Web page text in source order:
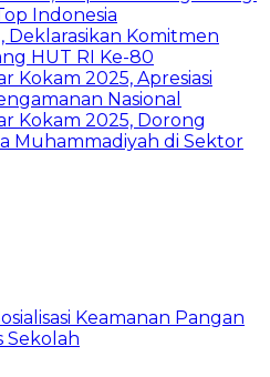
Indonesia
Deklarasikan Komitmen
HUT RI Ke-80
Kokam 2025, Apresiasi
Nasional
Kokam 2025, Dorong
Muhammadiyah di Sektor
Keamanan Pangan
Sekolah